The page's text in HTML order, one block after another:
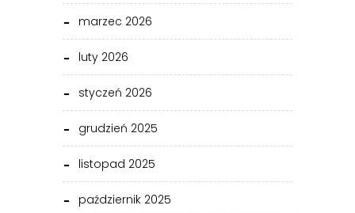
marzec 2026
luty 2026
styczeń 2026
grudzień 2025
listopad 2025
październik 2025